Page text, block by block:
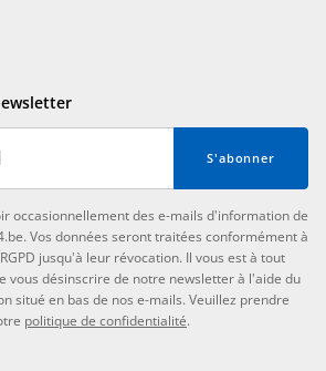
S'abonner
occasionnellement des e-mails d'information de
Vos données seront traitées conformément à
jusqu'à leur révocation. Il vous est à tout
vous désinscrire de notre newsletter à l'aide du
situé en bas de nos e-mails. Veuillez prendre
politique de confidentialité.